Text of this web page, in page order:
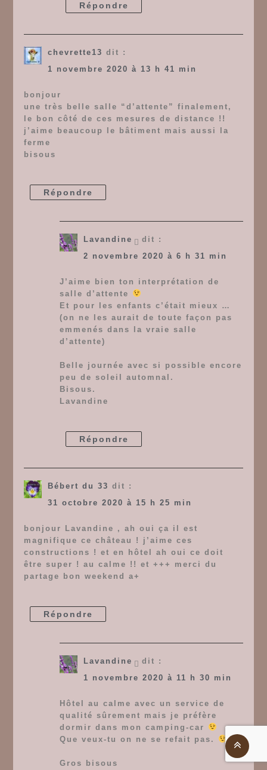
Répondre
chevrette13 dit :
1 novembre 2020 à 13 h 41 min
bonjour
une très belle salle “d’attente” finalement,
le bon côté de ces mesures de distance !!
j’aime beaucoup le bâtiment mais aussi la
ferme
bisous
Répondre
Lavandine
dit :
2 novembre 2020 à 6 h 31 min
J’aime bien ton interprétation de
salle d’attente
Et pour les enfants c’était mieux …
(on ne les aurait de toute façon pas
emmenés dans la vraie salle
d’attente)
Belle journée avec si possible encore
peu de soleil automnal.
Bisous.
Lavandine
Répondre
Bébert du 33 dit :
31 octobre 2020 à 15 h 25 min
bonjour Lavandine , ah oui ça il est
magnifique ce château ! j’aime ces
constructions ! et en hôtel ah oui ce doit
être super ! au calme !! et +++ merci du
partage bon weekend a+
Répondre
Lavandine
dit :
1 novembre 2020 à 11 h 30 min
Hôtel au calme avec un service de
qualité sûrement mais je préfère
dormir dans mon camping-car
Que veux-tu on ne se refait pas.
Gros bisous